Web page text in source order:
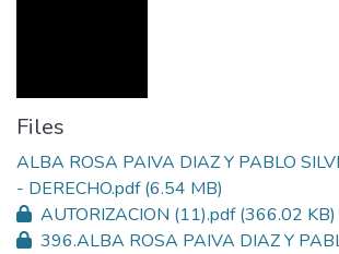
Files
ALBA ROSA PAIVA DIAZ Y PABLO
- DERECHO.pdf(6.54 MB)
AUTORIZACION (11).pdf(366.02 KB)
396.ALBA ROSA PAIVA DIAZ Y